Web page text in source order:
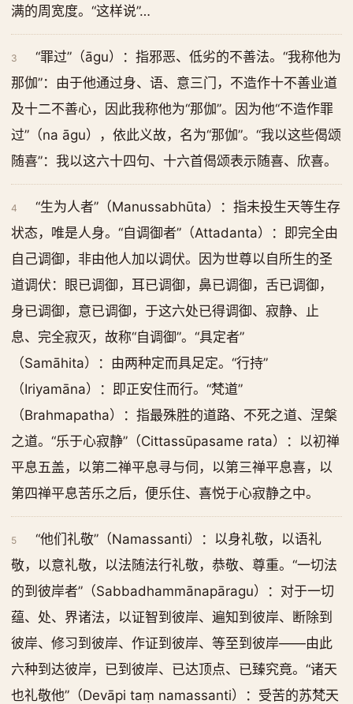
满的周宽度。“这样说”…
3
“罪过”（āgu）：指邪恶、低劣的不善法。“我称他为
那伽”：由于他通过身、语、意三门，不造作十不善业道
及十二不善心，因此我称他为“那伽”。因为他“不造作罪
过”（na āgu），依此义故，名为“那伽”。“我以这些偈颂
随喜”：我以这六十四句、十六首偈颂表示随喜、欣喜。
4
“生为人者”（Manussabhūta）：指未投生天等生存
状态，唯是人身。“自调御者”（Attadanta）：即完全由
自己调御，非由他人加以调伏。因为世尊以自所生的圣
道调伏：眼已调御，耳已调御，鼻已调御，舌已调御，
身已调御，意已调御，于这六处已得调御、寂静、止
息、完全寂灭，故称“自调御”。“具定者”
（Samāhita）：由两种定而具足定。“行持”
（Iriyamāna）：即正安住而行。“梵道”
（Brahmapatha）：指最殊胜的道路、不死之道、涅槃
之道。“乐于心寂静”（Cittassūpasame rata）：以初禅
平息五盖，以第二禅平息寻与伺，以第三禅平息喜，以
第四禅平息苦乐之后，便乐住、喜悦于心寂静之中。
5
“他们礼敬”（Namassanti）：以身礼敬，以语礼
敬，以意礼敬，以法随法行礼敬，恭敬、尊重。“一切法
的到彼岸者”（Sabbadhammānapāragu）：对于一切
蕴、处、界诸法，以证智到彼岸、遍知到彼岸、断除到
彼岸、修习到彼岸、作证到彼岸、等至到彼岸——由此
六种到达彼岸，已到彼岸、已达顶点、已臻究竟。“诸天
也礼敬他”（Devāpi taṃ namassanti）：受苦的苏梵天